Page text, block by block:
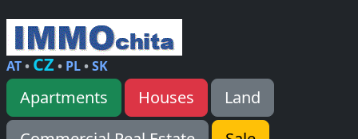
AT• CZ • PL•SK
Apartments Houses
Land